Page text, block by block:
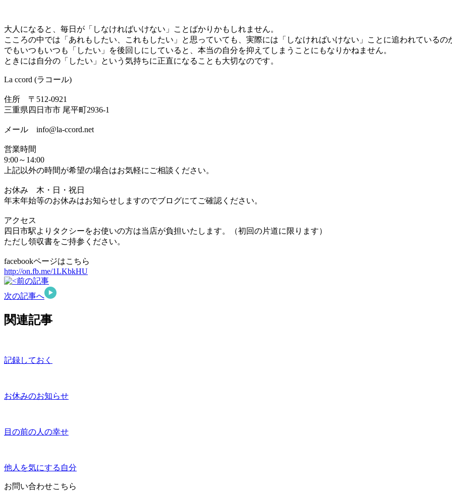
大人になると、毎日が「しなければいけない」ことばかりかもしれません。
こころの中では「あれもしたい、これもしたい」と思っていても、実際には「しなければいけない」ことに追われているの
でもいつもいつも「したい」を後回しにしていると、本当の自分を抑えてしまうことにもなりかねません。
ときには自分の「したい」という気持ちに正直になることも大切なのです。
La ccord (ラコール)
住所 〒512-0921
三重県四日市市 尾平町2936-1
メール info@la-ccord.net
営業時間
9:00～14:00
上記以外の時間が希望の場合はお気軽にご相談ください。
お休み 木・日・祝日
年末年始等のお休みはお知らせしますのでブログにてご確認ください。
アクセス
四日市駅よりタクシーをお使いの方は当店が負担いたします。（初回の片道に限ります）
ただし領収書をご持参ください。
facebookページはこちら
http://on.fb.me/1LKbkHU
前の記事
次の記事へ
関連記事
記録しておく
お休みのお知らせ
目の前の人の幸せ
他人を気にする自分
お問い合わせこちら